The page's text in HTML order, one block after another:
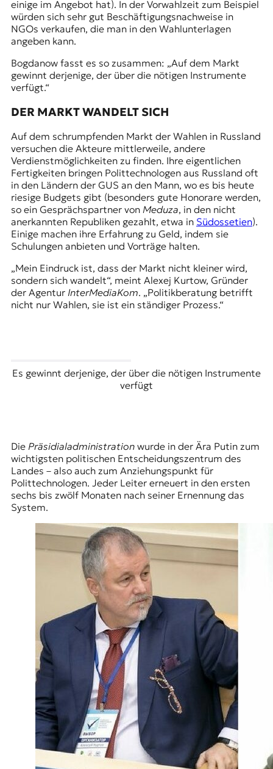
einige im Angebot hat). In der Vorwahlzeit zum Beispiel
würden sich sehr gut Beschäftigungs­nachweise in
NGOs verkaufen, die man in den Wahlunterlagen
angeben kann.
Bogdanow fasst es so zusammen: „Auf dem Markt
gewinnt derjenige, der über die nötigen Instrumente
verfügt.“
DER MARKT WANDELT SICH
Auf dem schrumpfenden Markt der Wahlen in Russland
versuchen die Akteure mittlerweile, andere
Verdienstmöglichkeiten zu finden. Ihre eigentlichen
Fertigkeiten bringen Polittechnologen aus Russland oft
in den Ländern der GUS an den Mann, wo es bis heute
riesige Budgets gibt (besonders gute Honorare werden,
so ein Gesprächspartner von Meduza, in den nicht
anerkannten Republiken gezahlt, etwa in Südossetien).
Einige machen ihre Erfahrung zu Geld, indem sie
Schulungen anbieten und Vorträge halten.
„Mein Eindruck ist, dass der Markt nicht kleiner wird,
sondern sich wandelt“, meint Alexej Kurtow, Gründer
der Agentur InterMediaKom. „Politikberatung betrifft
nicht nur Wahlen, sie ist ein ständiger Prozess.“
Es gewinnt derjenige, der über die nötigen Instrumente
verfügt
Die Präsidialadministration wurde in der Ära Putin zum
wichtigsten politischen Entscheidungszentrum des
Landes – also auch zum Anziehungspunkt für
Polittechnologen. Jeder Leiter erneuert in den ersten
sechs bis zwölf Monaten nach seiner Ernennung das
System.